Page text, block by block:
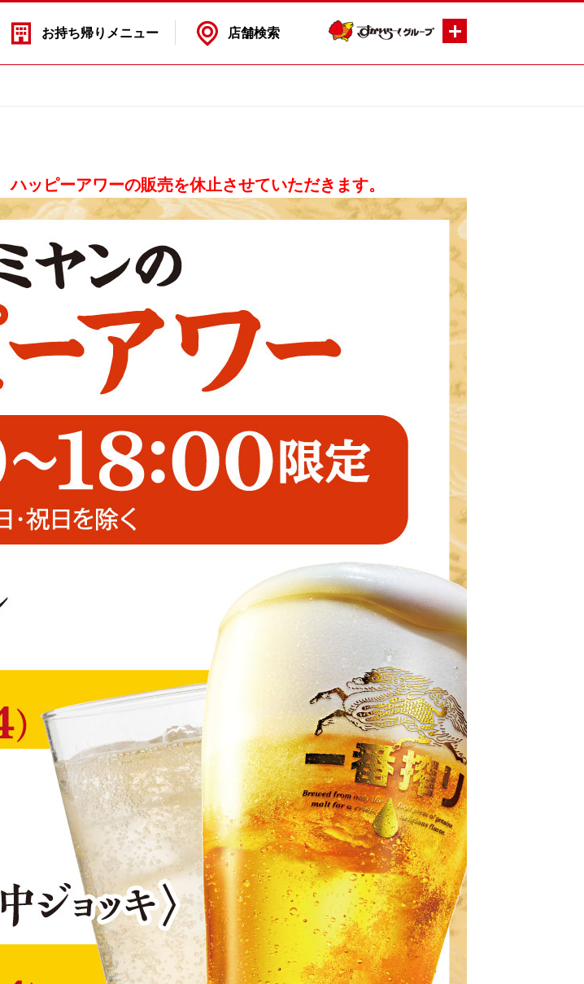
お持ち帰り メニュー 店舗検索
ッピーアワーの販売を休止させていただきます。